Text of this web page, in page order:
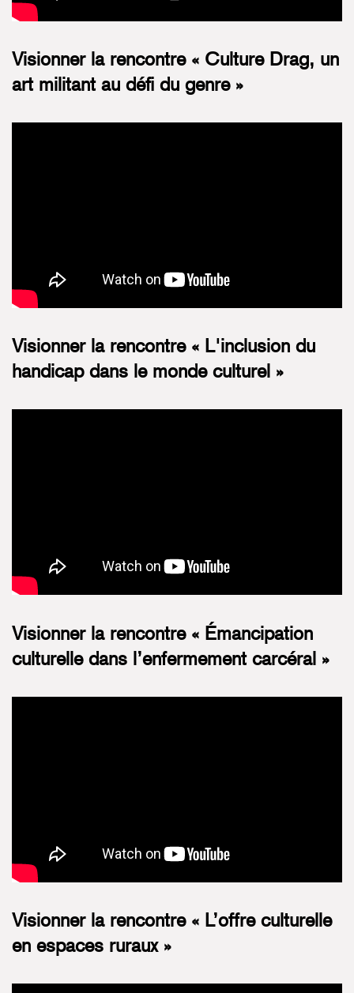
Visionner la rencontre « Culture Drag, un
art militant au défi du genre »
Visionner la rencontre « L'inclusion du
handicap dans le monde culturel »
Visionner la rencontre « Émancipation
culturelle dans l’enfermement carcéral »
Visionner la rencontre « L’offre culturelle
en espaces ruraux »